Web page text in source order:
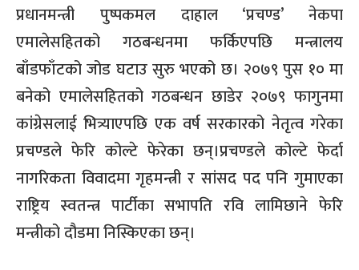
प्रधानमन्त्री पुष्पकमल दाहाल‘प्रचण्ड’ नेकपा
एमालेसहितको गठबन्धनमा फर्किएपछि मन्त्रालय
बाँडफाँटको जोड घटाउ सुरु भएको छ। २०७९ पुस १० मा
बनेको एमालेसहितको गठबन्धन छाडेर २०७९ फागुनमा
कांग्रेसलाई भित्र्याएपछि एक वर्ष सरकारको नेतृत्व गरेका
प्रचण्डले फेरि कोल्टे फेरेका छन्।प्रचण्डले कोल्टे फेर्दा
नागरिकता विवादमा गृहमन्त्री र सांसद पद पनि गुमाएका
राष्ट्रिय स्वतन्त्र पार्टीका सभापति रवि लामिछाने फेरि
मन्त्रीको दौडमा निस्किएका छन्।